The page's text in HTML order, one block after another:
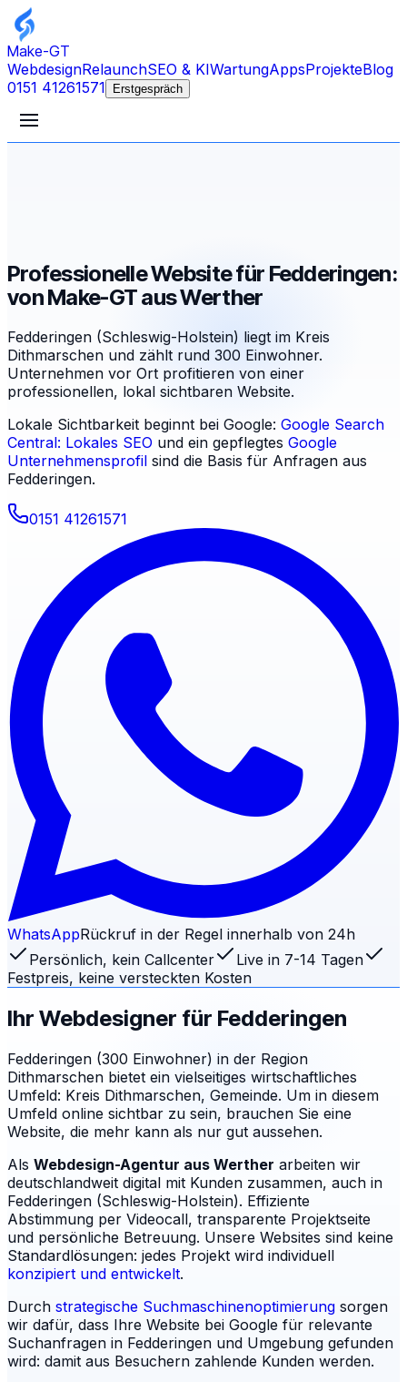
Make-GT
WebdesignRelaunchSEO & KIWartungAppsProjekteBlog
0151 41261571
Erstgespräch
Professionelle Website für Fedderingen:
von Make-GT aus Werther
Fedderingen (Schleswig-Holstein) liegt im Kreis
Dithmarschen und zählt rund 300 Einwohner.
Unternehmen vor Ort profitieren von einer
professionellen, lokal sichtbaren Website.
Lokale Sichtbarkeit beginnt bei Google: Google Search
Central: Lokales SEO und ein gepflegtes Google
Unternehmensprofil sind die Basis für Anfragen aus
Fedderingen.
0151 41261571
WhatsAppRückruf in der Regel innerhalb von 24h
Persönlich, kein Callcenter
Live in 7-14 Tagen
Festpreis, keine versteckten Kosten
Ihr Webdesigner für Fedderingen
Fedderingen (300 Einwohner) in der Region
Dithmarschen bietet ein vielseitiges wirtschaftliches
Umfeld: Kreis Dithmarschen, Gemeinde. Um in diesem
Umfeld online sichtbar zu sein, brauchen Sie eine
Website, die mehr kann als nur gut aussehen.
Als Webdesign-Agentur aus Werther arbeiten wir
deutschlandweit digital mit Kunden zusammen, auch in
Fedderingen (Schleswig-Holstein). Effiziente
Abstimmung per Videocall, transparente Projektseite
und persönliche Betreuung. Unsere Websites sind keine
Standardlösungen: jedes Projekt wird individuell
konzipiert und entwickelt.
Durch strategische Suchmaschinenoptimierung sorgen
wir dafür, dass Ihre Website bei Google für relevante
Suchanfragen in Fedderingen und Umgebung gefunden
wird: damit aus Besuchern zahlende Kunden werden.